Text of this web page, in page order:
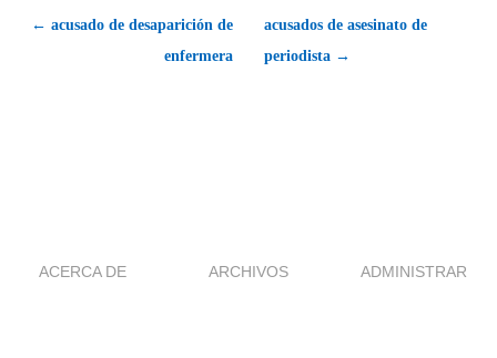
← acusado de desaparición de
enfermera
acusados de asesinato de
periodista →
ACERCA DE ARCHIVOS ADMINISTRAR